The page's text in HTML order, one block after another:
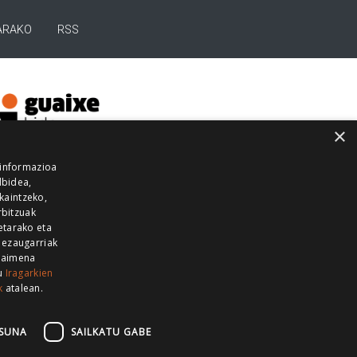
RSS
GUKA
GUKA ZUMAIA GUKA
×
eta
Iragarkien
atalean.
SAILKATU GABE